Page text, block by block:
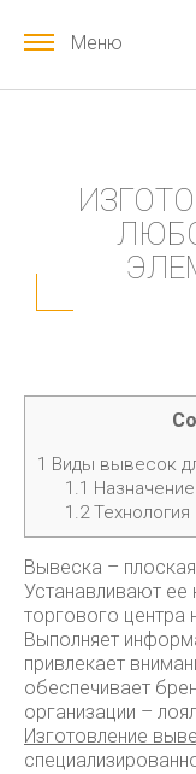
Меню
1 Виды вывесок
1.1 Назначение
1.2Технология
Вывеска –
Устанавливают ее
торгового центра
Выполняет
привлекает
обеспечивает
организации –
Изготовление